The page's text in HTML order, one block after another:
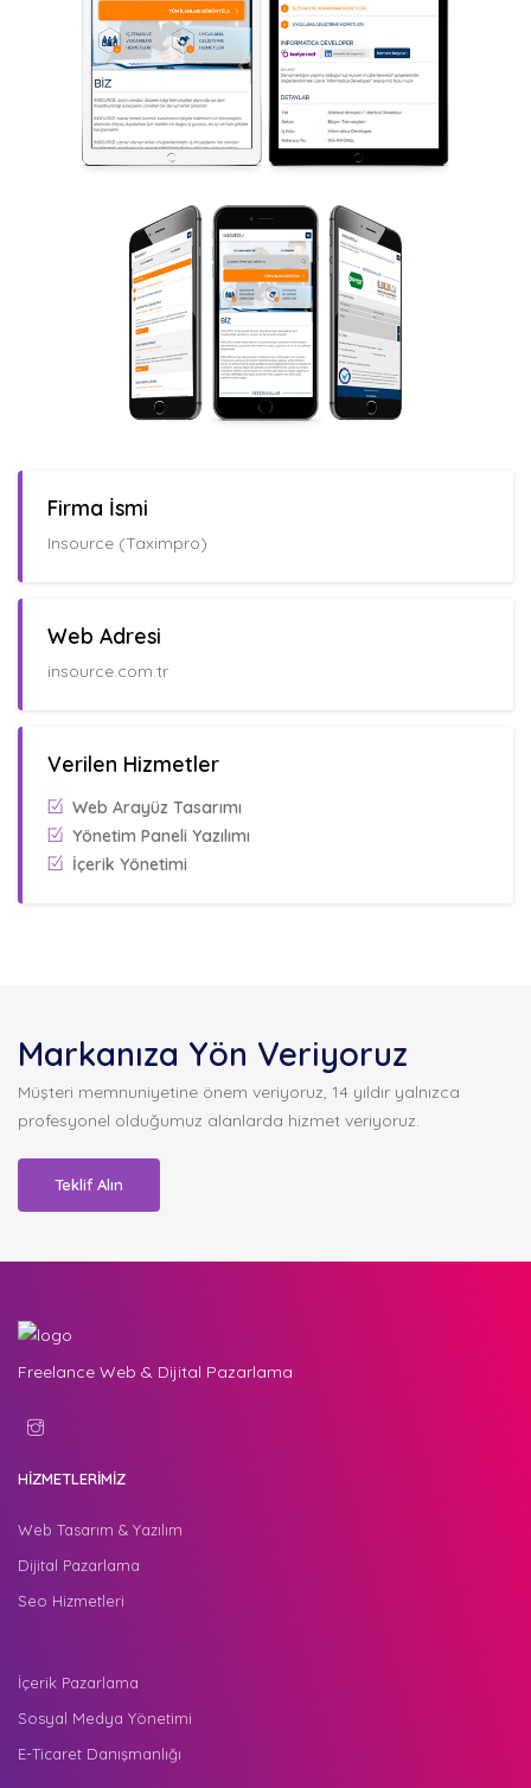
Firma İsmi
Insource (Taximpro)
Web Adresi
insource.com.tr
Verilen Hizmetler
Web Arayüz Tasarımı
Yönetim Paneli Yazılımı
İçerik Yönetimi
Markanıza Yön Veriyoruz
Müşteri memnuniyetine önem veriyoruz, 14 yıldır yalnızca
profesyonel olduğumuz alanlarda hizmet veriyoruz.
Teklif Alın
Freelance Web & Dijital Pazarlama
HİZMETLERİMİZ
Web Tasarım & Yazılım
Dijital Pazarlama
Seo Hizmetleri
İçerik Pazarlama
Sosyal Medya Yönetimi
E-Ticaret Danışmanlığı